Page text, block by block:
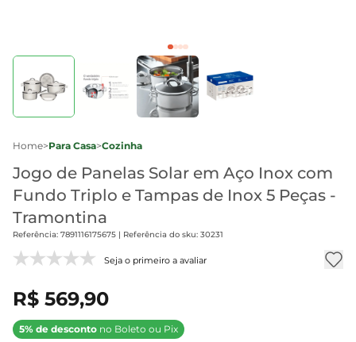
Home>Para Casa>Cozinha
Jogo de Panelas Solar em Aço Inox com
Fundo Triplo e Tampas de Inox 5 Peças -
Tramontina
Referência: 7891116175675 | Referência do sku: 30231
Seja o primeiro a avaliar
R$ 569,90
5% de desconto no Boleto ou Pix